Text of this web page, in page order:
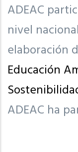
ADEAC
nivel
elaboración
Educación
ADEAC ha